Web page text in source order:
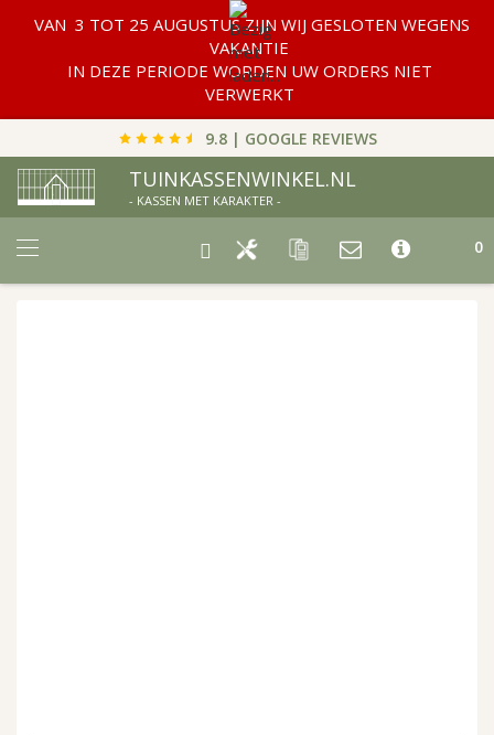
VAN 3 TOT 25 AUGUSTUS ZIJN WIJ GESLOTEN WEGENS
VAKANTIE
IN DEZE PERIODE WORDEN UW ORDERS NIET
VERWERKT
9.8 | GOOGLE REVIEWS
TUINKASSENWINKEL.NL
- KASSEN MET KARAKTER -
0